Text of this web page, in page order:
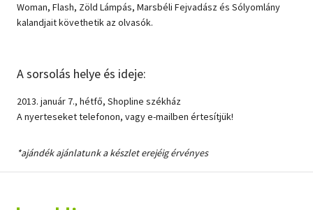
Woman, Flash, Zöld Lámpás, Marsbéli Fejvadász és Sólyomlány
kalandjait követhetik az olvasók.
A sorsolás helye és ideje:
2013. január 7., hétfő, Shopline székház
A nyerteseket telefonon, vagy e-mailben értesítjük!
*ajándék ajánlatunk a készlet erejéig érvényes